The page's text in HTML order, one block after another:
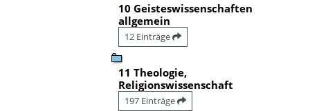
10 Geisteswissenschaften
allgemein
12 Einträge
11 Theologie,
Religionswissenschaft
197 Einträge